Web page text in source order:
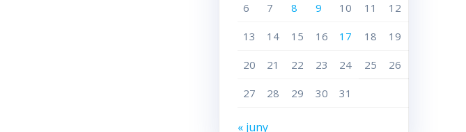
6 7 8 9 10 11 12
13 14 15 16 17 18 19
20 21 22 23 24 25 26
27 28 29 30 31
« juny